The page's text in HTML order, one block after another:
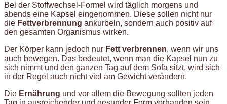
Bei der Stoffwechsel-Formel wird täglich morgens und
abends eine Kapsel eingenommen. Diese sollen nicht nur
die Fettverbrennung ankurbeln, sondern auch positiv auf
den gesamten Organismus wirken.
Der Körper kann jedoch nur Fett verbrennen, wenn wir uns
auch bewegen. Das bedeutet, wenn man die Kapsel nun zu
sich nimmt und den ganzen Tag auf dem Sofa sitzt, wird sich
in der Regel auch nicht viel am Gewicht verändern.
Die Ernährung und vor allem die Bewegung sollten jeden